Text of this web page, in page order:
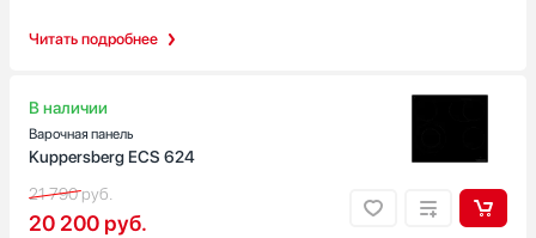
Читать подробнее
что управление находится спереди — не нужно тянуться над
ставлю суп или запеканку, и могу спокойно заниматься
другими делами, не боюсь пропустить момент. Однажды
пришли гости, и мне нужно было одновременно держать
позвонил сосед. Нажала стоп, ушла на пару минут, вернулась и
продолжила готовить без запаха подгоревшего блюда.
В наличии
Варочная панель
Kuppersberg ECS 624
21 790руб.
20 200 руб.